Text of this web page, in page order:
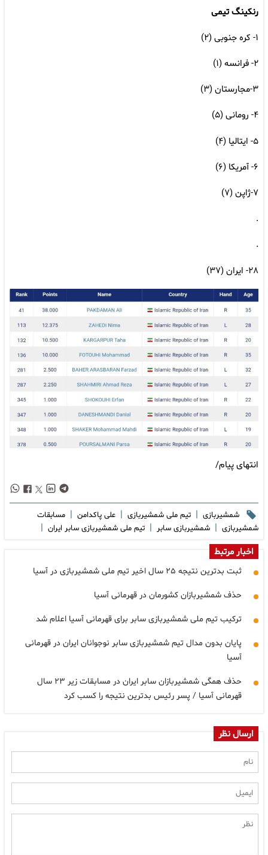
رنکینگ تیمی
۱- کره جنوبی (۲)
۲- فرانسه (۱)
۳-مجارستان (۳)
۴- رومانی (۵)
۵- ایتالیا (۴)
۶- آمریکا (۶)
۷-ژاپن (۷)
.
.
۲۸- ایران (۳۷)
انتهای پیام/
شمشیربازی | تیم ملی شمشیربازی | علی پاکدامن | مسابقات
شمشیربازی | شمشیربازی سابر | تیم ملی شمشیربازی سابر ایران |
اخبار مرتبط
ثبت بدترین نتیجه ۲۵ سال اخیر تیم ملی شمشیربازی در آسیا
حذف شمشیربازان کشورمان در قهرمانی آسیا
ترکیب تیم ملی شمشیربازی سابر برای قهرمانی آسیا اعلام شد
پایان بدون مدال تیم شمشیربازی سابر نوجوانان ایران در قهرمانی
آسیا
حذف همگی شمشیربازان سابر ایران در مسابقات زیر ۲۳ سال
قهرمانی آسیا / پسر رئیس بدترین نتیجه را کسب کرد
ارسال نظر